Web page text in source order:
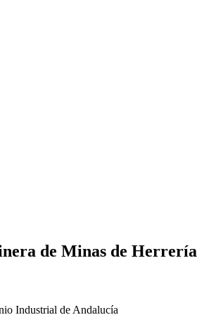
de Minas de